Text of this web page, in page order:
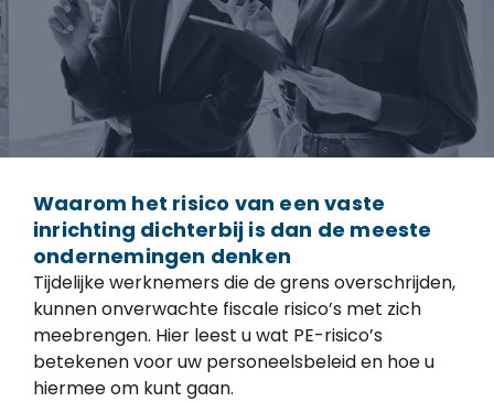
Waarom het risico van een vaste
inrichting dichterbij is dan de meeste
ondernemingen denken
Tijdelijke werknemers die de grens overschrijden,
kunnen onverwachte fiscale risico’s met zich
meebrengen. Hier leest u wat PE-risico’s
betekenen voor uw personeelsbeleid en hoe u
hiermee om kunt gaan.